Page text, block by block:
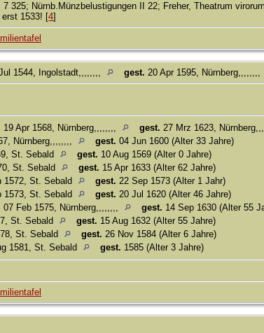
325; Nürnb.Münzbelustigungen II 22; Freher, Theatrum
1533! [4]
1544, Ingolstadt,,,,,,,, gest. 20 Apr 1595, Nürnberg,,,,,,,,
19 Apr 1568, Nürnberg,,,,,,,, gest. 27 Mrz 1623,
Nürnberg,,,,,,,, gest. 04 Jun 1600 (Alter 33 Jahre)
St. Sebald gest. 10 Aug 1569 (Alter 0 Jahre)
St. Sebald gest. 15 Apr 1633 (Alter 62 Jahre)
1572, St. Sebald gest. 22 Sep 1573 (Alter 1 Jahr)
1573, St. Sebald gest. 20 Jul 1620 (Alter 46 Jahre)
07 Feb 1575, Nürnberg,,,,,,,, gest. 14 Sep 1630 (Alter 55
St. Sebald gest. 15 Aug 1632 (Alter 55 Jahre)
St. Sebald gest. 26 Nov 1584 (Alter 6 Jahre)
1581, St. Sebald gest. 1585 (Alter 3 Jahre)